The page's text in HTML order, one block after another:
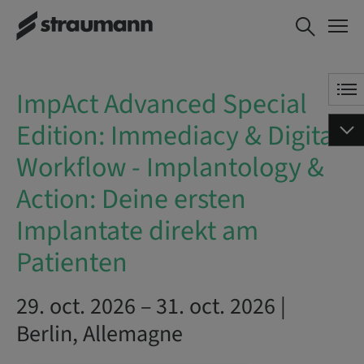
ImpAct
Advanced
Digital Workflow
- Implantology &
Action: Deine
ersten
Implantate
direkt am
Patienten
ImpAct Advanced Special
Edition: Immediacy & Digital
Workflow - Implantology &
Action: Deine ersten
Implantate direkt am
Patienten
29. oct. 2026 – 31. oct. 2026 |
Berlin, Allemagne